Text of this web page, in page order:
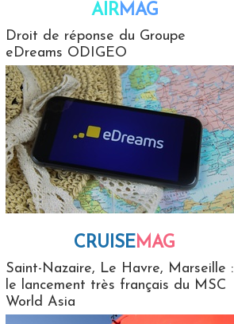
AIRMAG
Droit de réponse du Groupe
eDreams ODIGEO
CRUISEMAG
Saint-Nazaire, Le Havre, Marseille :
le lancement très français du MSC
World Asia